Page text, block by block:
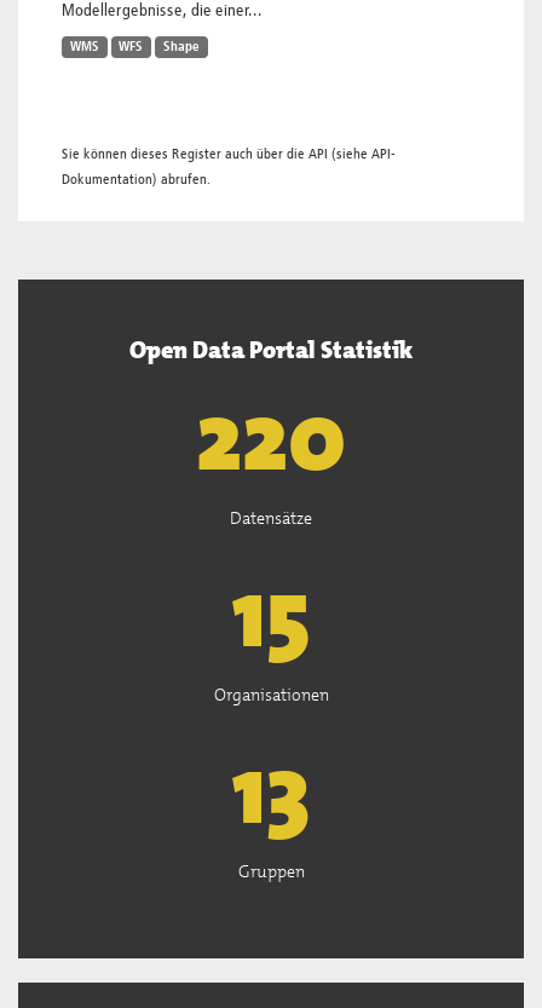
Modellergebnisse, die einer...
WMS WFS Shape
Sie können dieses Register auch über die API (siehe API-
Dokumentation) abrufen.
Open Data Portal Statistik
222
Datensätze
15
Organisationen
13
Gruppen